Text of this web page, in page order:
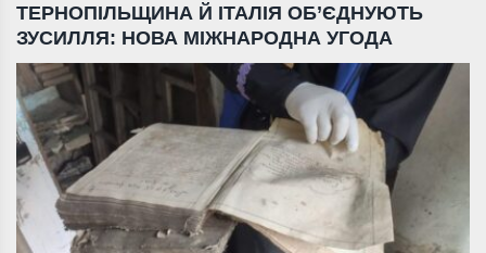
ТЕРНОПІЛЬЩИНА Й ІТАЛІЯ ОБ’ЄДНУЮТЬ
ЗУСИЛЛЯ: НОВА МІЖНАРОДНА УГОДА